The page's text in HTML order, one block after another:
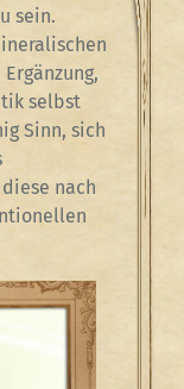
sein.
selbst
Sinn, sich
nach